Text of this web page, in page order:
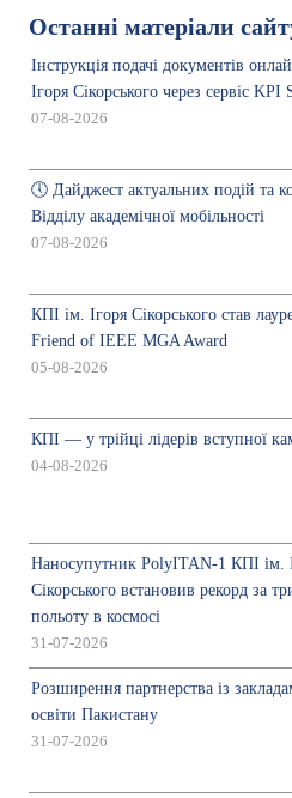
Останні матеріали
Інструкція подачі документів
Ігоря Сікорського через сервіс KPI
07-08-2026
🕔 Дайджест актуальних подій та
Відділу академічної мобільності
07-08-2026
КПІ ім. Ігоря Сікорського став
Friend of IEEE MGA Award
05-08-2026
КПІ — у трійці лідерів вступної
04-08-2026
Наносупутник PolyITAN-1 КПІ ім.
Сікорського встановив рекорд за
польоту в космосі
31-07-2026
Розширення партнерства із
освіти Пакистану
31-07-2026